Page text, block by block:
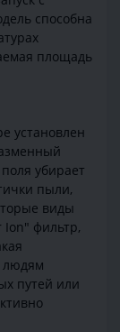
способна
площадь
установлен
убирает
пыли,
виды
Ion" фильтр,
людям
путей или